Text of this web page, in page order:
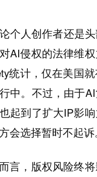
个人创作者还是
AI侵权的法律维
统计，仅在美国
中。不过，由于
起到了扩大IP影
会选择暂时不起诉
言，版权风险终